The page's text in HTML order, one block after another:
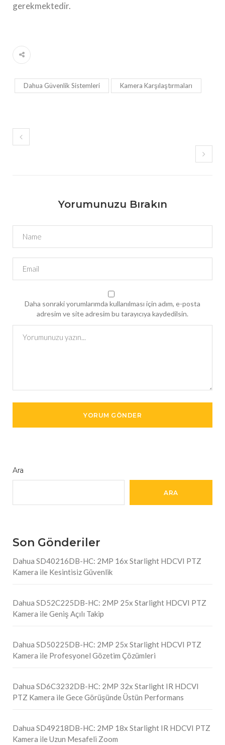
gerekmektedir.
Dahua Güvenlik Sistemleri Kamera Karşılaştırmaları
Yorumunuzu Bırakın
Daha sonraki yorumlarımda kullanılması için adım, e-posta
adresim ve site adresim bu tarayıcıya kaydedilsin.
Ara
ARA
Son Gönderiler
Dahua SD40216DB-HC: 2MP 16x Starlight HDCVI PTZ
Kamera ile Kesintisiz Güvenlik
Dahua SD52C225DB-HC: 2MP 25x Starlight HDCVI PTZ
Kamera ile Geniş Açılı Takip
Dahua SD50225DB-HC: 2MP 25x Starlight HDCVI PTZ
Kamera ile Profesyonel Gözetim Çözümleri
Dahua SD6C3232DB-HC: 2MP 32x Starlight IR HDCVI
PTZ Kamera ile Gece Görüşünde Üstün Performans
Dahua SD49218DB-HC: 2MP 18x Starlight IR HDCVI PTZ
Kamera ile Uzun Mesafeli Zoom